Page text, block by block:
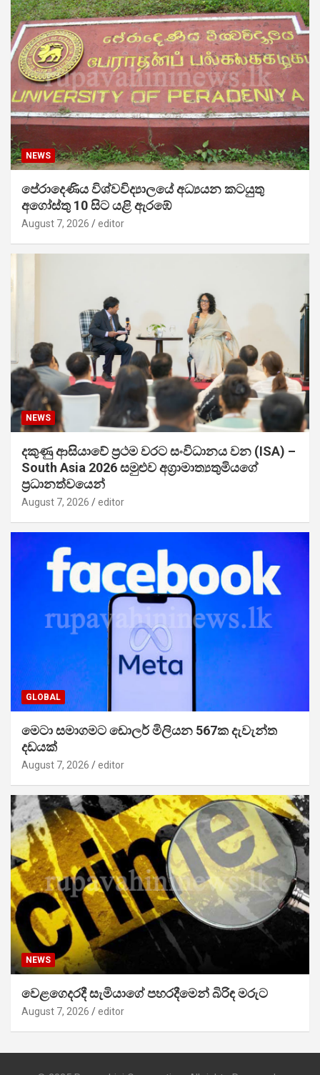
NEWS
පේරාදෙණිය විශ්වවිද්‍යාලයේ අධ්‍යයන කටයුතු
අගෝස්තු 10 සිට යළි ඇරඹේ
August 7, 2026 editor
NEWS
දකුණු ආසියාවේ ප්‍රථම වරට සංවිධානය වන (ISA) –
South Asia 2026 සමුළුව අග්‍රාමාත්‍යතුමියගේ
ප්‍රධානත්වයෙන්
August 7, 2026 editor
GLOBAL
මෙටා සමාගමට ඩොලර් මිලියන 567ක දැවැන්ත
දඩයක්
August 7, 2026 editor
NEWS
වෙළගෙදරදී සැමියාගේ පහරදීමෙන් බිරිඳ මරුට
August 7, 2026 editor